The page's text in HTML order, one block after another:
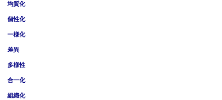
均質化
個性化
一様化
差異
多様性
合一化
組織化